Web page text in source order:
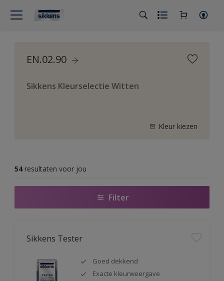
EN.02.90
Sikkens Kleurselectie Witten
Kleur kiezen
54 resultaten voor jou
Filter
Sikkens Tester
Goed dekkend
Exacte kleurweergave